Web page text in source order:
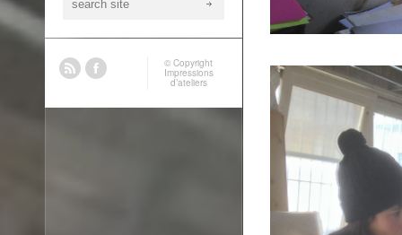
© Copyright
Impressions
d’ateliers